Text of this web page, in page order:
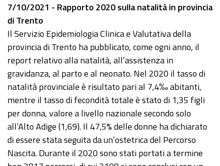
7/10/2021 - Rapporto 2020 sulla natalità in provincia
di Trento
Il Servizio Epidemiologia Clinica e Valutativa della
provincia di Trento ha pubblicato, come ogni anno, il
report relativo alla natalità, all’assistenza in
gravidanza, al parto e al neonato. Nel 2020 il tasso di
natalità provinciale è risultato pari al 7,4‰ abitanti,
mentre il tasso di fecondità totale è stato di 1,35 figli
per donna, valore a livello nazionale secondo solo
all’Alto Adige (1,69). Il 47,5% delle donne ha dichiarato
di essere stata seguita da un’ostetrica del Percorso
Nascita. Durante il 2020 sono stati portati a termine